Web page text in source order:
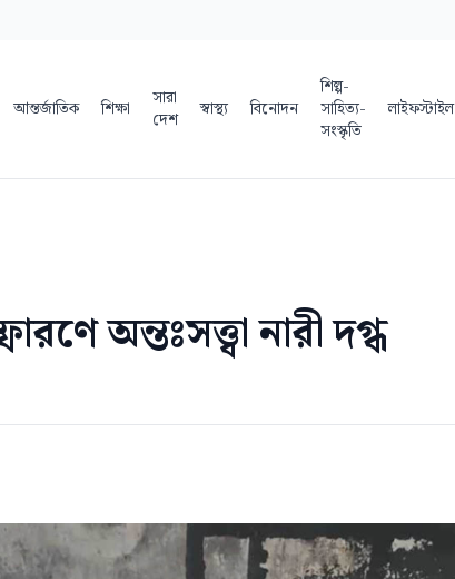
আন্তর্জাতিক শিক্ষা
সারা
দেশ
স্বাস্থ্য বিনোদন
শিল্প-
সাহিত্য-
সংস্কৃতি
লাইফস্টাইল
অন্তঃসত্ত্বা নারী দগ্ধ